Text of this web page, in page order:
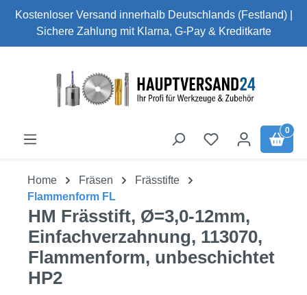
Zum Hauptinhalt springen
Kostenloser Versand innerhalb Deutschlands (Festland) |
Sichere Zahlung mit Klarna, G-Pay & Kreditkarte
0
Home Fräsen
Frässtifte
Flammenform FL
HM Frässtift, Ø=3,0-12mm,
Einfachverzahnung, 113070,
Flammenform, unbeschichtet
HP2